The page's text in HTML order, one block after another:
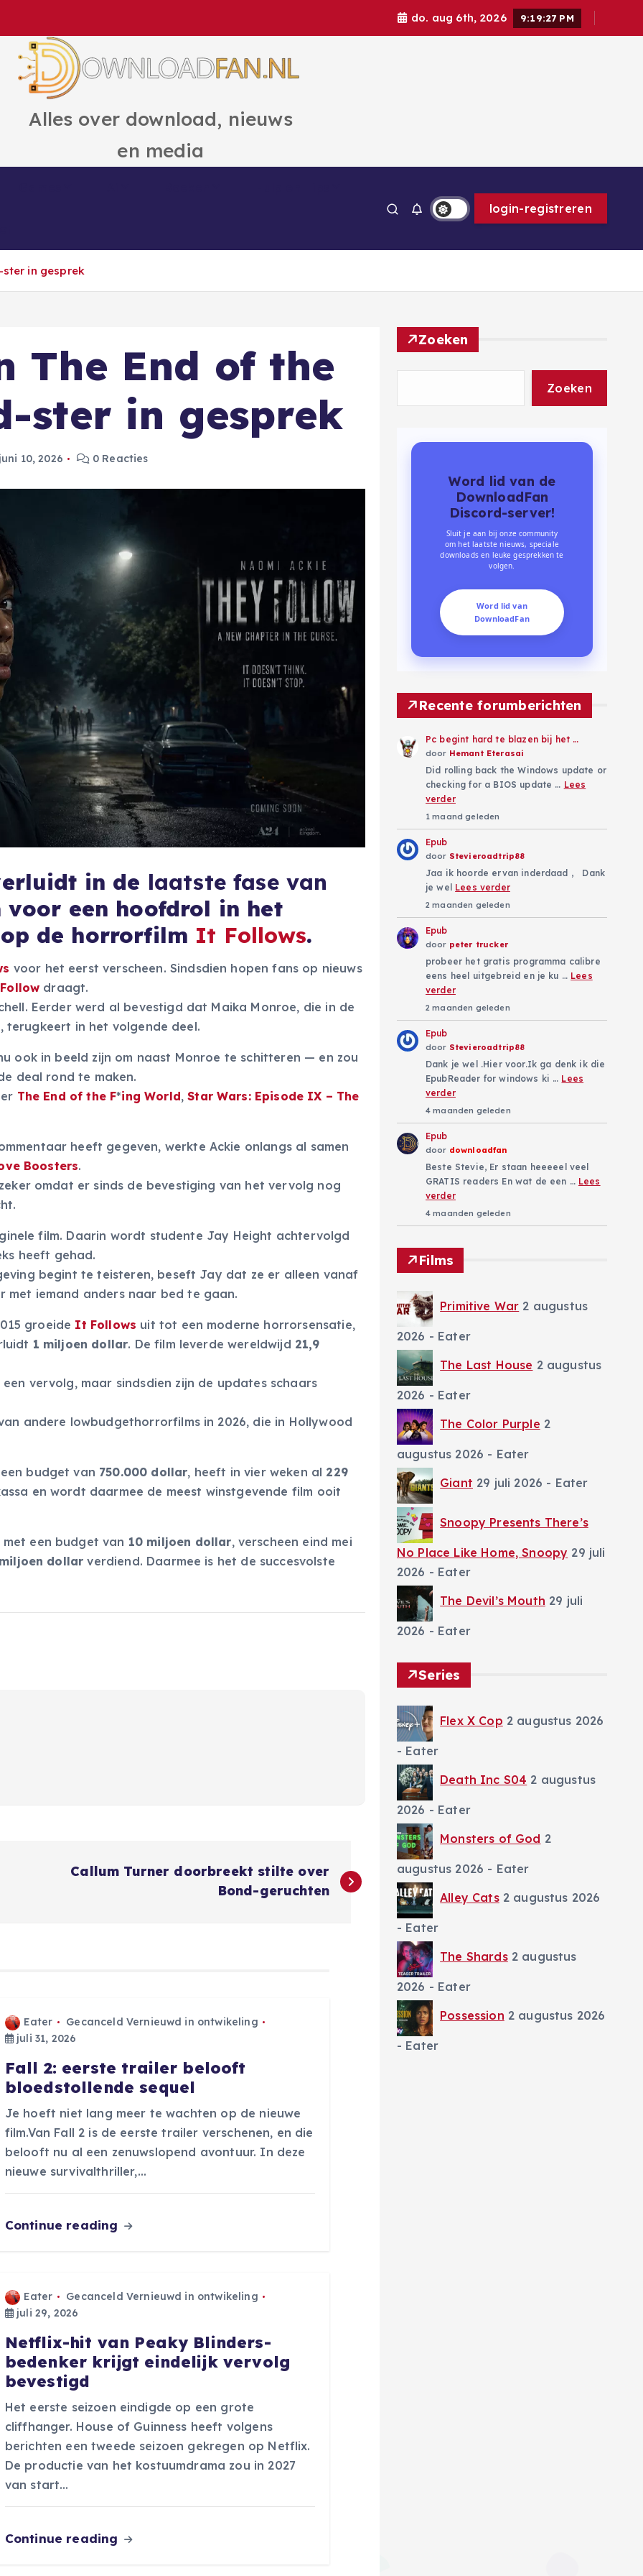
do. aug 6th, 2026 9:19:29 PM
Alles over download, nieuws
en media
login-registreren
ster in gesprek
The End of the
ster in gesprek
juni 10, 2026 0 Reacties
in de laatste fase van
voor een hoofdrol in het
de horrorfilm It Follows.
voor het eerst verscheen. Sindsdien hopen fans op nieuws
draagt.
Eerder werd al bevestigd dat Maika Monroe, die in de
terugkeert in het volgende deel.
ook in beeld zijn om naast Monroe te schitteren — en zou
deal rond te maken.
The End of the F*ing World,Star Wars: Episode IX – The
heeft gegeven, werkte Ackie onlangs al samen
Boosters.
omdat er sinds de bevestiging van het vervolg nog
film. Daarin wordt studente Jay Height achtervolgd
heeft gehad.
begint te teisteren, beseft Jay dat ze er alleen vanaf
met iemand anders naar bed te gaan.
groeide It Follows uit tot een moderne horrorsensatie,
1 miljoen dollar. De film leverde wereldwijd 21,9
vervolg, maar sindsdien zijn de updates schaars
andere lowbudgethorrorfilms in 2026, die in Hollywood
budget van 750.000 dollar, heeft in vier weken al 229
en wordt daarmee de meest winstgevende film ooit
een budget van 10 miljoen dollar, verscheen eind mei
dollar verdiend. Daarmee is het de succesvolste
Callum Turner doorbreekt stilte over
Bond-geruchten
Eater
Gecanceld Vernieuwd in ontwikeling
juli 31, 2026
Fall 2: eerste trailer belooft
bloedstollende sequel
Je hoeft niet lang meer te wachten op de nieuwe
film.Van Fall 2 is de eerste trailer verschenen, en die
belooft nu al een zenuwslopend avontuur. In deze
nieuwe survivalthriller,…
Continue reading
Eater
Gecanceld Vernieuwd in ontwikeling
juli 29, 2026
Netflix-hit van Peaky Blinders-
bedenker krijgt eindelijk vervolg
bevestigd
Het eerste seizoen eindigde op een grote
cliffhanger. House of Guinness heeft volgens
berichten een tweede seizoen gekregen op Netflix.
De productie van het kostuumdrama zou in 2027
van start…
Continue reading
Zoeken
Zoeken
Word lid van de
DownloadFan
Discord-server!
Sluit je aan bij onze community
om het laatste nieuws, speciale
downloads en leuke gesprekken te
volgen.
Word lid van
DownloadFan
Recente forumberichten
Pc begint hard te blazen bij het …
door Hemant Eterasai
Did rolling back the Windows update or
checking for a BIOS update … Lees
verder
1 maand geleden
Epub
door Stevieroadtrip88
Jaa ik hoorde ervan inderdaad , Dank
je wel Lees verder
2 maanden geleden
Epub
door peter trucker
probeer het gratis programma calibre
eens heel uitgebreid en je ku … Lees
verder
2 maanden geleden
Epub
door Stevieroadtrip88
Dank je wel .Hier voor.Ik ga denk ik die
EpubReader for windows ki … Lees
verder
4 maanden geleden
Epub
door downloadfan
Beste Stevie, Er staan heeeeel veel
GRATIS readers En wat de een … Lees
verder
4 maanden geleden
Films
Primitive War 2 augustus
2026 - Eater
The Last House 2 augustus
2026 - Eater
The Color Purple 2
augustus 2026 - Eater
Giant 29 juli 2026 - Eater
Snoopy Presents There’s
No Place Like Home, Snoopy 29 juli
2026 - Eater
The Devil’s Mouth 29 juli
2026 - Eater
Series
Flex X Cop 2 augustus 2026
- Eater
Death Inc S04 2 augustus
2026 - Eater
Monsters of God 2
augustus 2026 - Eater
Alley Cats 2 augustus 2026
- Eater
The Shards 2 augustus
2026 - Eater
Possession 2 augustus 2026
- Eater